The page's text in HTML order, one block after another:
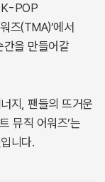
K-POP
즈(TMA)’에서
간을 만들어갈
지, 팬들의 뜨거운
뮤직 어워즈’는
니다.